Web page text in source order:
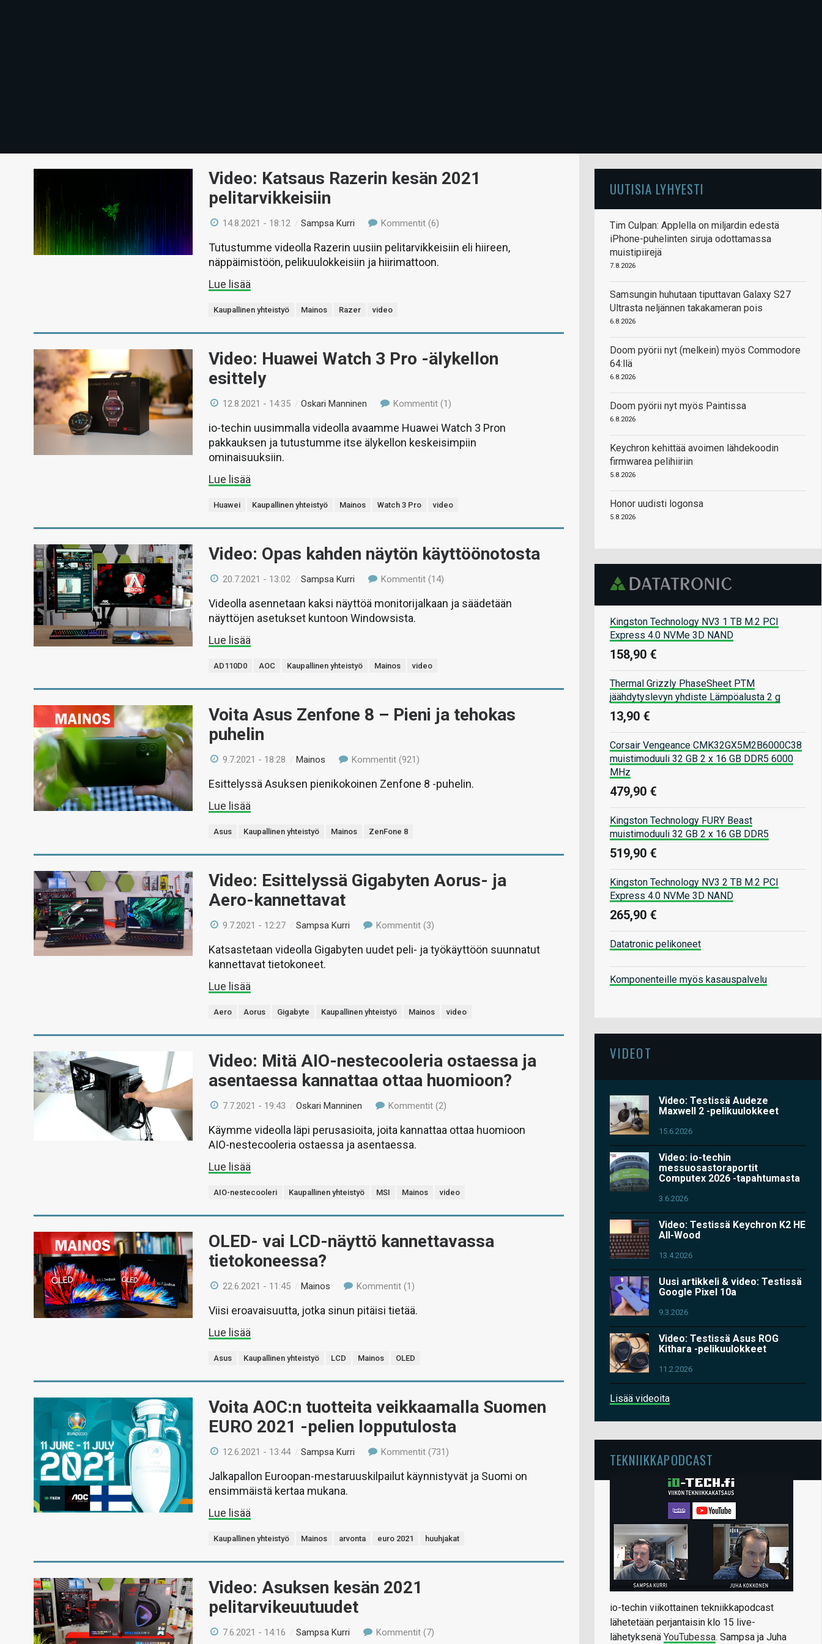
Video: Katsaus Razerin kesän 2021
pelitarvikkeisiin
14.8.2021 - 18:12 /Sampsa Kurri Kommentit (6)
Tutustumme videolla Razerin uusiin pelitarvikkeisiin eli hiireen,
näppäimistöön, pelikuulokkeisiin ja hiirimattoon.
Lue lisää
Kaupallinen yhteistyö Mainos Razer video
Video: Huawei Watch 3 Pro -älykellon
esittely
12.8.2021 - 14:35 /Oskari Manninen Kommentit (1)
io-techin uusimmalla videolla avaamme Huawei Watch 3 Pron
pakkauksen ja tutustumme itse älykellon keskeisimpiin
ominaisuuksiin.
Lue lisää
Huawei Kaupallinen yhteistyö Mainos Watch 3 Pro video
Video: Opas kahden näytön käyttöönotosta
20.7.2021 - 13:02 /Sampsa Kurri Kommentit (14)
Videolla asennetaan kaksi näyttöä monitorijalkaan ja säädetään
näyttöjen asetukset kuntoon Windowsista.
Lue lisää
AD110D0 AOC Kaupallinen yhteistyö Mainos video
Voita Asus Zenfone 8 – Pieni ja tehokas
puhelin
9.7.2021 - 18:28 /Mainos Kommentit (921)
Esittelyssä Asuksen pienikokoinen Zenfone 8 -puhelin.
Lue lisää
Asus Kaupallinen yhteistyö Mainos ZenFone 8
Video: Esittelyssä Gigabyten Aorus- ja
Aero-kannettavat
9.7.2021 - 12:27 /Sampsa Kurri Kommentit (3)
Katsastetaan videolla Gigabyten uudet peli- ja työkäyttöön suunnatut
kannettavat tietokoneet.
Lue lisää
Aero Aorus Gigabyte Kaupallinen yhteistyö Mainos video
Video: Mitä AIO-nestecooleria ostaessa ja
asentaessa kannattaa ottaa huomioon?
7.7.2021 - 19:43 /Oskari Manninen Kommentit (2)
Käymme videolla läpi perusasioita, joita kannattaa ottaa huomioon
AIO-nestecooleria ostaessa ja asentaessa.
Lue lisää
AIO-nestecooleri Kaupallinen yhteistyö MSI Mainos video
OLED- vai LCD-näyttö kannettavassa
tietokoneessa?
22.6.2021 - 11:45 /Mainos Kommentit (1)
Viisi eroavaisuutta, jotka sinun pitäisi tietää.
Lue lisää
Asus Kaupallinen yhteistyö LCD Mainos OLED
Voita AOC:n tuotteita veikkaamalla Suomen
EURO 2021 -pelien lopputulosta
12.6.2021 - 13:44 /Sampsa Kurri Kommentit (731)
Jalkapallon Euroopan-mestaruuskilpailut käynnistyvät ja Suomi on
ensimmäistä kertaa mukana.
Lue lisää
Kaupallinen yhteistyö Mainos arvonta euro 2021 huuhjakat
Video: Asuksen kesän 2021
pelitarvikeuutuudet
7.6.2021 - 14:16 /Sampsa Kurri Kommentit (7)
UUTISIA LYHYESTI
Tim Culpan: Applella on miljardin edestä
iPhone-puhelinten siruja odottamassa
muistipiirejä
7.8.2026
Samsungin huhutaan tiputtavan Galaxy S27
Ultrasta neljännen takakameran pois
6.8.2026
Doom pyörii nyt (melkein) myös Commodore
64:llä
6.8.2026
Doom pyörii nyt myös Paintissa
6.8.2026
Keychron kehittää avoimen lähdekoodin
firmwarea pelihiiriin
5.8.2026
Honor uudisti logonsa
5.8.2026
Kingston Technology NV3 1 TB M.2 PCI
Express 4.0 NVMe 3D NAND
158,90 €
Thermal Grizzly PhaseSheet PTM
jäähdytyslevyn yhdiste Lämpöalusta 2 g
13,90 €
Corsair Vengeance CMK32GX5M2B6000C38
muistimoduuli 32 GB 2 x 16 GB DDR5 6000
MHz
479,90 €
Kingston Technology FURY Beast
muistimoduuli 32 GB 2 x 16 GB DDR5
519,90 €
Kingston Technology NV3 2 TB M.2 PCI
Express 4.0 NVMe 3D NAND
265,90 €
Datatronic pelikoneet
Komponenteille myös kasauspalvelu
VIDEOT
Video: Testissä Audeze
Maxwell 2 -pelikuulokkeet
15.6.2026
Video: io-techin
messuosastoraportit
Computex 2026 -tapahtumasta
3.6.2026
Video: Testissä Keychron K2 HE
All-Wood
13.4.2026
Uusi artikkeli & video: Testissä
Google Pixel 10a
9.3.2026
Video: Testissä Asus ROG
Kithara -pelikuulokkeet
11.2.2026
Lisää videoita
TEKNIIKKAPODCAST
io-techin viikottainen tekniikkapodcast
lähetetään perjantaisin klo 15 live-
lähetyksenä YouTubessa. Sampsa ja Juha